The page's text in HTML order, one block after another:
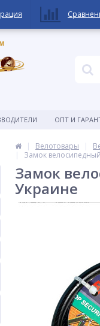
ОПТ И
Велотовары
Замок
Замок
Украине